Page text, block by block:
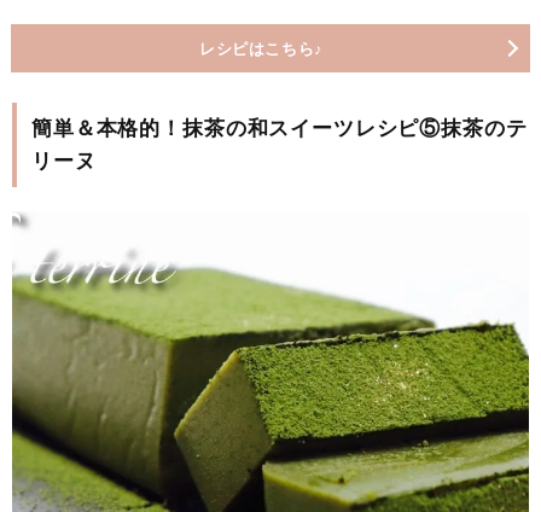
レシピはこちら♪
簡単＆本格的！抹茶の和スイーツレシピ⑤抹茶のテ
リーヌ